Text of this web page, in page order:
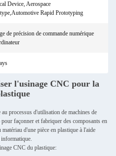
Device, Aerospace
Rapid Prototyping
de précision de commande numérique
l'usinage CNC pour la
processus d'utilisation de machines de
façonner et fabriquer des composants en
d'une pièce en plastique à l'aide
CNC du plastique: